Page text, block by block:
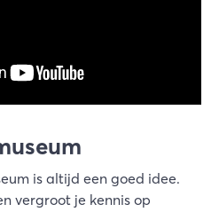
is altijd een goed idee.
vergroot je kennis op